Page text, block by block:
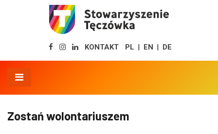
KONTAKT PL EN DE
Zostań wolontariuszem